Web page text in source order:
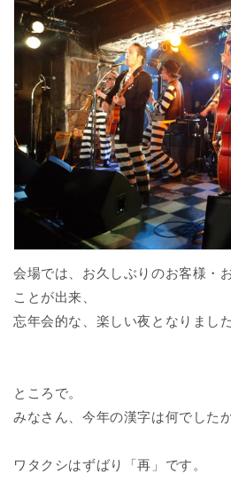
会場では、お久しぶりのお客様・
ことが出来、
忘年会的な、楽しい夜となりまし
ところで。
みなさん、今年の漢字は何でした
ワタクシはずばり「再」です。